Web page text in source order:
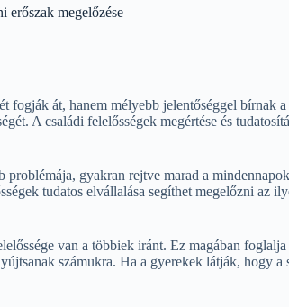
erőszak megelőzése
fogják át, hanem mélyebb jelentőséggel bírnak
A családi felelősségek megértése és
gyakran rejtve marad a
tudatos elvállalása segíthet megelőzni az
van a többiek iránt. Ez magában
számukra. Ha a gyerekek látják, hogy